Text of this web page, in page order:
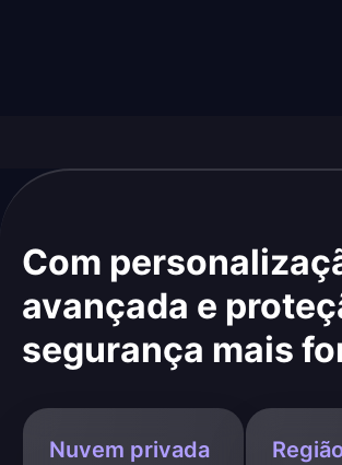
Com
avançada e
segurança mais
Nuvem privada